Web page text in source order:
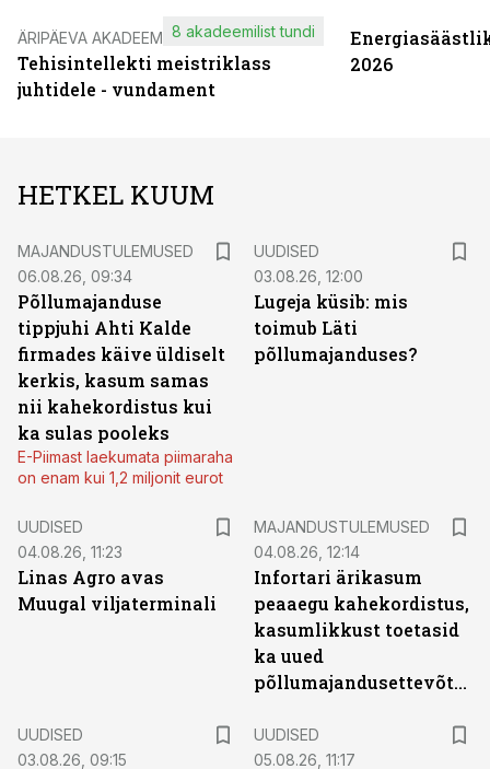
ÄRIPÄEVA AKADEEMIA
Tehisintellekti meistriklass
juhtidele - vundament
8 akadeemilist tundi
2026
HETKEL KUUM
MAJANDUSTULEMUSED
06.08.26, 09:34
Põllumajanduse
tippjuhi Ahti Kalde
firmades käive üldiselt
kerkis, kasum samas
nii kahekordistus kui
ka sulas pooleks
E-Piimast laekumata piimaraha
on enam kui 1,2 miljonit eurot
UUDISED
03.08.26, 12:00
Lugeja küsib: mis
toimub Läti
põllumajanduses?
UUDISED
04.08.26, 11:23
Linas Agro avas
Muugal viljaterminali
MAJANDUSTULEMUSED
04.08.26, 12:14
Infortari ärikasum
peaaegu kahekordistus,
kasumlikkust toetasid
ka uued
põllumajandusettevõtted
UUDISED
03.08.26, 09:15
UUDISED
05.08.26, 11:17